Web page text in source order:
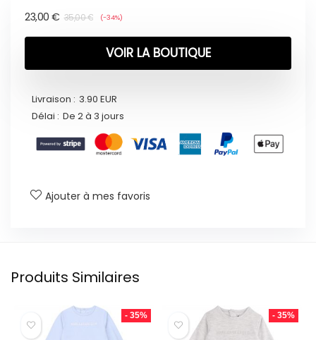
35,00€
23,00 € (-34%)
VOIR LA BOUTIQUE
Livraison : 3.90 EUR
Délai : De 2 à 3 jours
Ajouter à mes favoris
Produits Similaires
- 35% - 35%